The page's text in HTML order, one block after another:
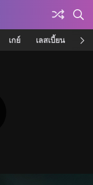
เกย์ เลสเบี้ยน เค